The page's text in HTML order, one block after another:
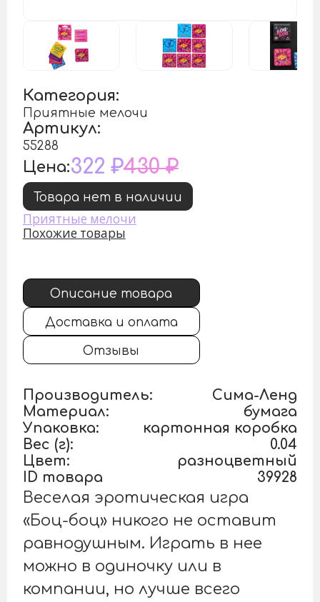
Категория:
Приятные мелочи
Артикул:
55288
Цена:322 ₽430 ₽
Товара нет в наличии
Приятные мелочи
Похожие товары
Описание товара
Доставка и оплата
Отзывы
Производитель:
Сима-Ленд
Материал:
бумага
Упаковка:
картонная коробка
Вес (г):
0.04
Цвет:
разноцветный
ID товара
39928
Веселая эротическая игра
«Боц-боц» никого не оставит
равнодушным. Играть в нее
можно в одиночку или в
компании, но лучше всего